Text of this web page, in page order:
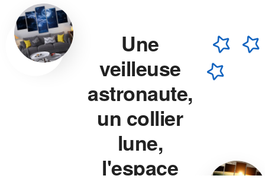
Une
veilleuse
astronaute,
un collier
lune,
l'espace